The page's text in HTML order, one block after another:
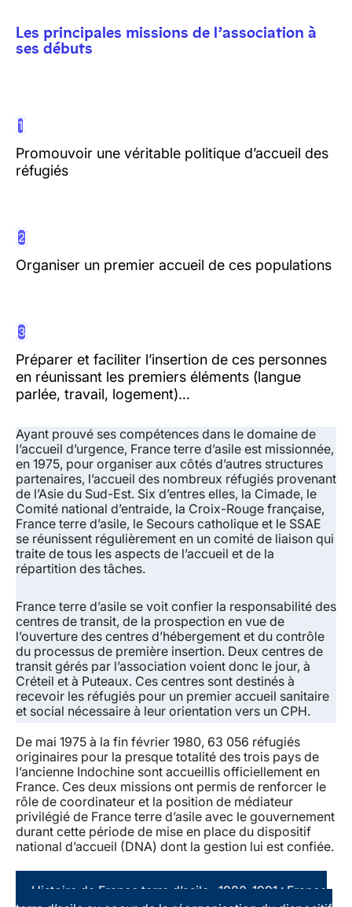
Les principales missions de l’association à
ses débuts
1
Promouvoir une véritable politique d’accueil des
réfugiés
2
Organiser un premier accueil de ces populations
3
Préparer et faciliter l’insertion de ces personnes
en réunissant les premiers éléments (langue
parlée, travail, logement)…
Ayant prouvé ses compétences dans le domaine de
l’accueil d’urgence, France terre d’asile est missionnée,
en 1975, pour organiser aux côtés d’autres structures
partenaires, l’accueil des nombreux réfugiés provenant
de l’Asie du Sud-Est. Six d’entres elles, la Cimade, le
Comité national d’entraide, la Croix-Rouge française,
France terre d’asile, le Secours catholique et le SSAE
se réunissent régulièrement en un comité de liaison qui
traite de tous les aspects de l’accueil et de la
répartition des tâches.
France terre d’asile se voit confier la responsabilité des
centres de transit, de la prospection en vue de
l’ouverture des centres d’hébergement et du contrôle
du processus de première insertion. Deux centres de
transit gérés par l’association voient donc le jour, à
Créteil et à Puteaux. Ces centres sont destinés à
recevoir les réfugiés pour un premier accueil sanitaire
et social nécessaire à leur orientation vers un CPH.
De mai 1975 à la fin février 1980, 63 056 réfugiés
originaires pour la presque totalité des trois pays de
l’ancienne Indochine sont accueillis officiellement en
France. Ces deux missions ont permis de renforcer le
rôle de coordinateur et la position de médiateur
privilégié de France terre d’asile avec le gouvernement
durant cette période de mise en place du dispositif
national d’accueil (DNA) dont la gestion lui est confiée.
Histoire de France terre d’asile : 1980-1991 : France